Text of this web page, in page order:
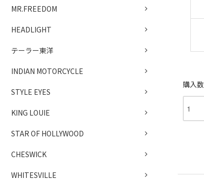
MR.FREEDOM
HEADLIGHT
テーラー東洋
INDIAN MOTORCYCLE
STYLE EYES
KING LOUIE
STAR OF HOLLYWOOD
CHESWICK
WHITESVILLE
購入数